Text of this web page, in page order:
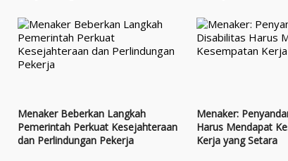
Menaker Beberkan Langkah
Pemerintah Perkuat Kesejahteraan
dan Perlindungan Pekerja
Menaker:
Harus Mendapat
Kerja yang Setara